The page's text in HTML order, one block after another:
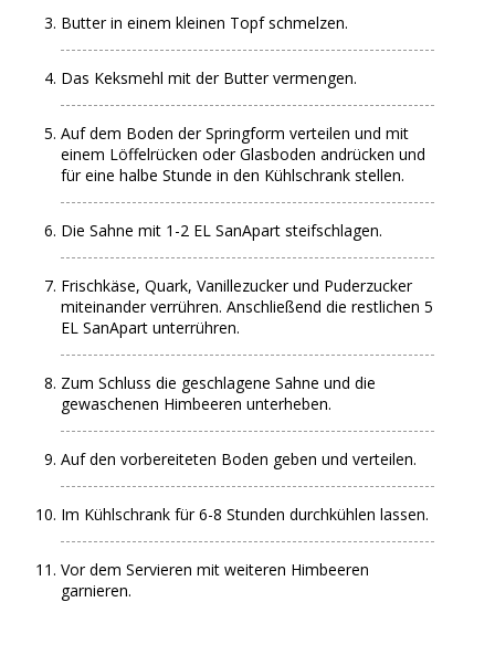
Butter in einem kleinen Topf schmelzen.
Das Keksmehl mit der Butter vermengen.
Auf dem Boden der Springform verteilen und mit
einem Löffelrücken oder Glasboden andrücken und
für eine halbe Stunde in den Kühlschrank stellen.
Die Sahne mit 1-2 EL SanApart steifschlagen.
Frischkäse, Quark, Vanillezucker und Puderzucker
miteinander verrühren. Anschließend die restlichen 5
EL SanApart unterrühren.
Zum Schluss die geschlagene Sahne und die
gewaschenen Himbeeren unterheben.
Auf den vorbereiteten Boden geben und verteilen.
Im Kühlschrank für 6-8 Stunden durchkühlen lassen.
Vor dem Servieren mit weiteren Himbeeren
garnieren.